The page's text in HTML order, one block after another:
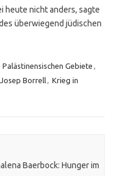
heute nicht anders, sagte
überwiegend jüdischen
Palästinensischen Gebiete ,
Josep Borrell, Krieg in
Baerbock: Hunger im